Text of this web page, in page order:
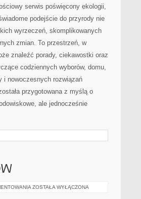
ŚRODOWISKA
serwis poświęcony ekologii,
podejście do przyrody nie
wyrzeczeń, skomplikowanych
zmian. To przestrzeń, w
znaleźć porady, ciekawostki oraz
codziennych wyborów, domu,
i nowoczesnych rozwiązań
przygotowana z myślą o
ale jednocześnie
PIELĘGNACJA
ZOSTAŁA WYŁĄCZONA